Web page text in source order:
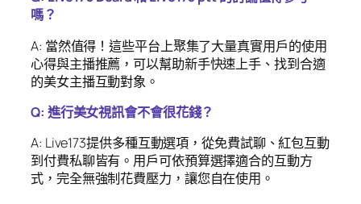
嗎？
A: 當然值得！這些平台上聚集了大量真實用戶的使用
心得與主播推薦，可以幫助新手快速上手、找到合適
的美女主播互動對象。
Q: 進行美女視訊會不會很花錢？
A: Live173提供多種互動選項，從免費試聊、紅包互動
到付費私聊皆有。用戶可依預算選擇適合的互動方
式，完全無強制花費壓力，讓您自在使用。